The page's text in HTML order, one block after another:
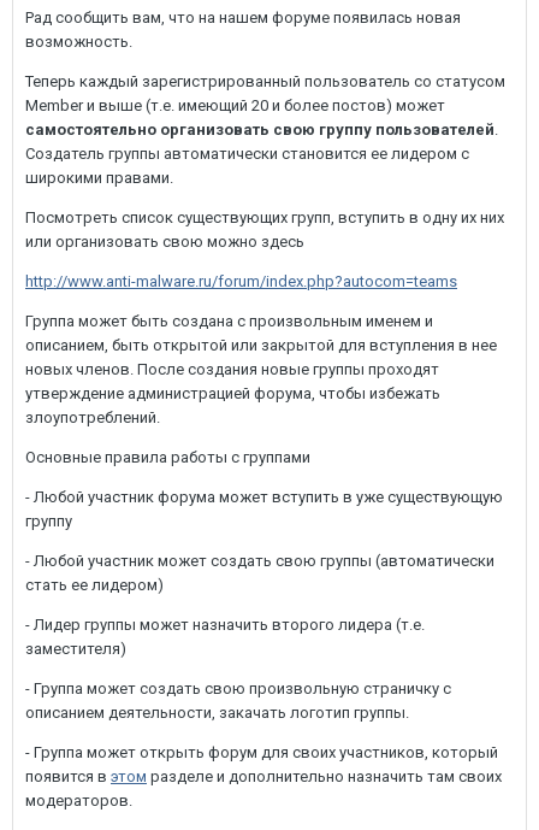
Рад сообщить вам, что на нашем форуме появилась новая
возможность.
Теперь каждый зарегистрированный пользователь со статусом
Member и выше (т.е. имеющий 20 и более постов) может
самостоятельно организовать свою группу пользователей.
Создатель группы автоматически становится ее лидером с
широкими правами.
Посмотреть список существующих групп, вступить в одну их них
или организовать свою можно здесь
http://www.anti-malware.ru/forum/index.php?autocom=teams
Группа может быть создана с произвольным именем и
описанием, быть открытой или закрытой для вступления в нее
новых членов. После создания новые группы проходят
утверждение администрацией форума, чтобы избежать
злоупотреблений.
Основные правила работы с группами
- Любой участник форума может вступить в уже существующую
группу
- Любой участник может создать свою группы (автоматически
стать ее лидером)
- Лидер группы может назначить второго лидера (т.е.
заместителя)
- Группа может создать свою произвольную страничку с
описанием деятельности, закачать логотип группы.
- Группа может открыть форум для своих участников, который
появится в этом разделе и дополнительно назначить там своих
модераторов.